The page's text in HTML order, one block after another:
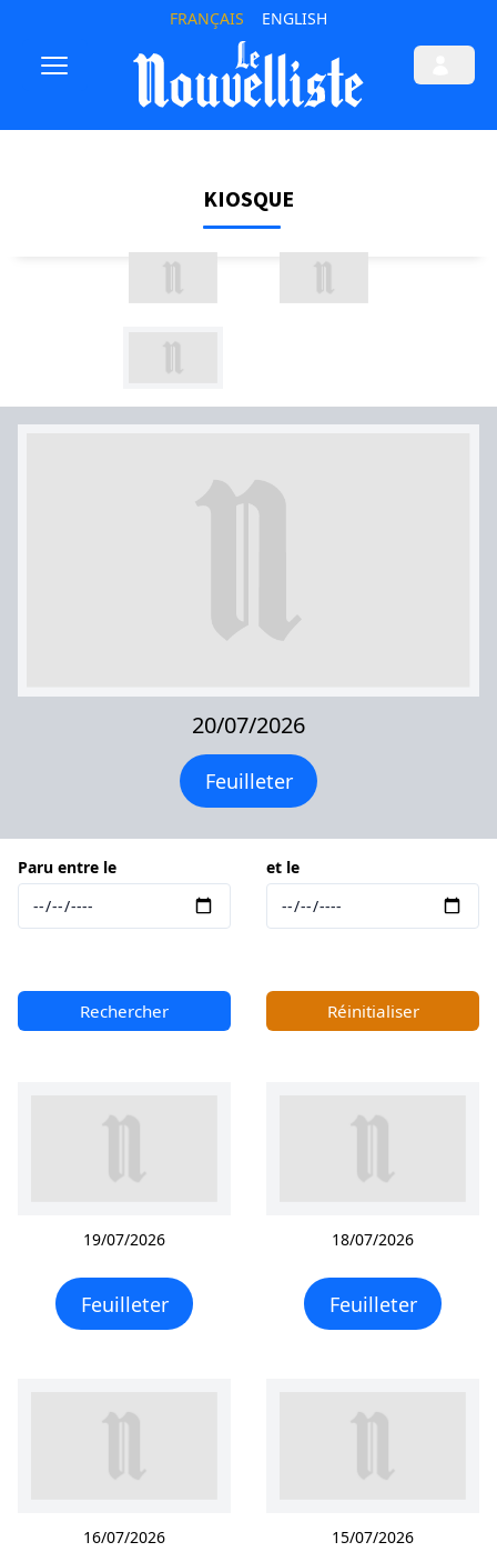
FRANÇAIS ENGLISH
KIOSQUE
20/07/2026
Feuilleter
Paru entre le et le
Rechercher Réinitialiser
19/07/2026
Feuilleter
18/07/2026
Feuilleter
16/07/2026 15/07/2026